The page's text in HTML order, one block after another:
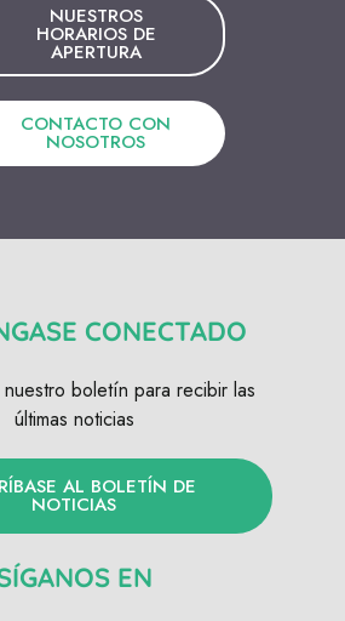
NUESTROS
HORARIOS DE
APERTURA
CONTACTO CON
NOSOTROS
CONECTADO
boletín para recibir las
últimas noticias
AL BOLETÍN DE
NOTICIAS
EN